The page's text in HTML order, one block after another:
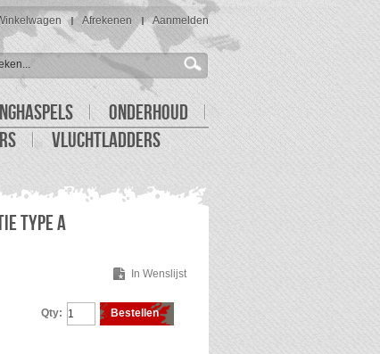
Afrekenen Aanmelden
ONDERHOUD
VLUCHTLADDERS
TYPE A
In Wenslijst
Qty: Bestellen